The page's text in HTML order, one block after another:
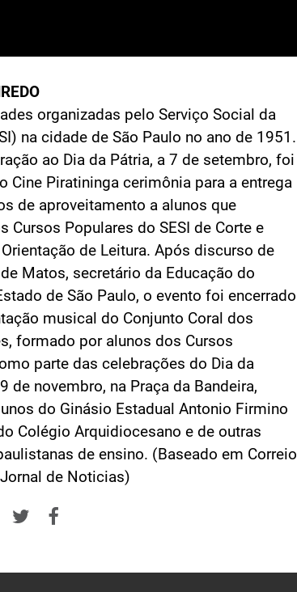
organizadas pelo Serviço Social da
na cidade de São Paulo no ano de 1951.
ao Dia da Pátria, a 7 de setembro, foi
Cine Piratininga cerimônia para a entrega
de aproveitamento a alunos que
Cursos Populares do SESI de Corte e
de Leitura. Após discurso de
Matos, secretário da Educação do
de São Paulo, o evento foi encerrado
musical do Conjunto Coral dos
formado por alunos dos Cursos
parte das celebrações do Dia da
de novembro, na Praça da Bandeira,
do Ginásio Estadual Antonio Firmino
Colégio Arquidiocesano e de outras
de ensino. (Baseado em Correio
de Noticias)